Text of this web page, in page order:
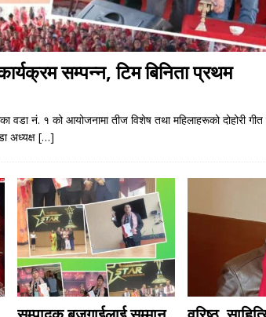
सम्पन्न, टिम बिनिता प्रथम
वडा नं. १ को आयोजनामा तीज विशेष तथा महिलाहरूको दोहोरी
अध्यक्ष […]